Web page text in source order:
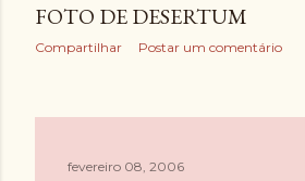
FOTO DE DESERTUM
Compartilhar Postar um comentário
fevereiro 08, 2006